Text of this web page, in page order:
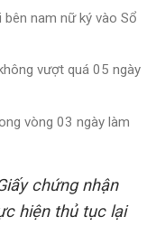
nam nữ ký vào Sổ
vượt quá 05 ngày
vòng 03 ngày làm
chứng nhận
hiện thủ tục lại